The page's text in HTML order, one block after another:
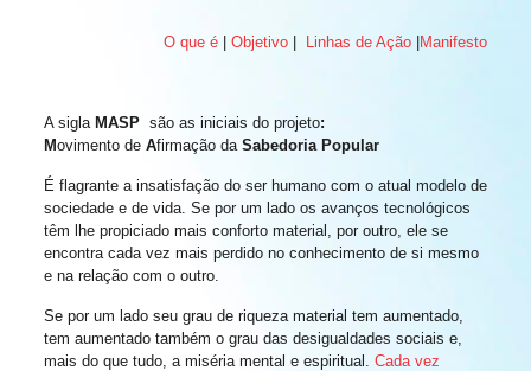
O que é |Objetivo Linhas de Ação Manifesto
A sigla MASPsão as iniciais do projeto:
Movimento deAfirmação daSabedoria Popular
É flagrante a insatisfação do ser humano com o atual modelo de
sociedade e de vida. Se por um lado os avanços tecnológicos
têm lhe propiciado mais conforto material, por outro, ele se
encontra cada vez mais perdido no conhecimento de si mesmo
e na relação com o outro.
Se por um lado seu grau de riqueza material tem aumentado,
tem aumentado também o grau das desigualdades sociais e,
mais do que tudo, a miséria mental e espiritual. Cada vez